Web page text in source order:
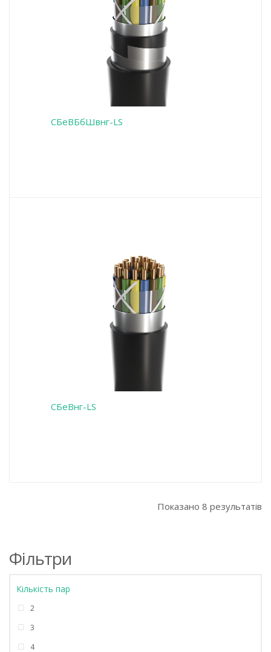
СБеВБбШвнг-LS
СБеВнг-LS
Показано 8 результатів
Фільтри
Кількість пар
2
3
4